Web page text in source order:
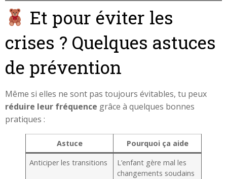
Et pour éviter les
crises ? Quelques astuces
de prévention
Même si elles ne sont pas toujours évitables, tu peux
réduire leur fréquence grâce à quelques bonnes
pratiques :
Astuce
Pourquoi ça aide
Anticiper les transitions
L’enfant gère mal les
changements soudains